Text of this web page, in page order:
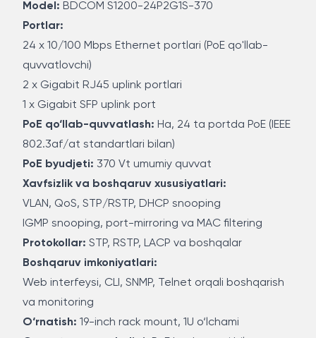
Model: BDCOM S1200-24P2G1S-370
Portlar:
24 x 10/100 Mbps Ethernet portlari (PoE qo'llab-
quvvatlovchi)
2 x Gigabit RJ45 uplink portlari
1 x Gigabit SFP uplink port
PoE qo‘llab-quvvatlash: Ha, 24 ta portda PoE (IEEE
802.3af/at standartlari bilan)
PoE byudjeti: 370 Vt umumiy quvvat
Xavfsizlik va boshqaruv xususiyatlari:
VLAN, QoS, STP/RSTP, DHCP snooping
IGMP snooping, port-mirroring va MAC filtering
Protokollar: STP, RSTP, LACP va boshqalar
Boshqaruv imkoniyatlari:
Web interfeysi, CLI, SNMP, Telnet orqali boshqarish
va monitoring
O‘rnatish: 19-inch rack mount, 1U o‘lchami